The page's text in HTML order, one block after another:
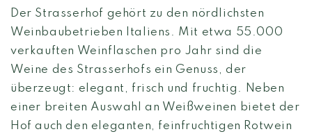
Der Strasserhof gehört zu den nördlichsten
Weinbaubetrieben Italiens. Mit etwa 55.000
verkauften Weinflaschen pro Jahr sind die
Weine des Strasserhofs ein Genuss, der
überzeugt: elegant, frisch und fruchtig. Neben
einer breiten Auswahl an Weißweinen bietet der
Hof auch den eleganten, feinfruchtigen Rotwein